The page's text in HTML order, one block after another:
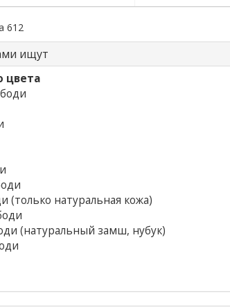
612
ищут
цвета
(только натуральная кожа)
(натуральный замш, нубук)